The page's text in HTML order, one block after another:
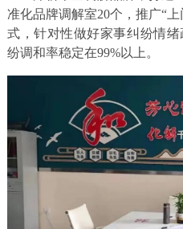
准化品牌调解室20个，推广“
式，针对性做好家事纠纷情
纷调和率稳定在99%以上。